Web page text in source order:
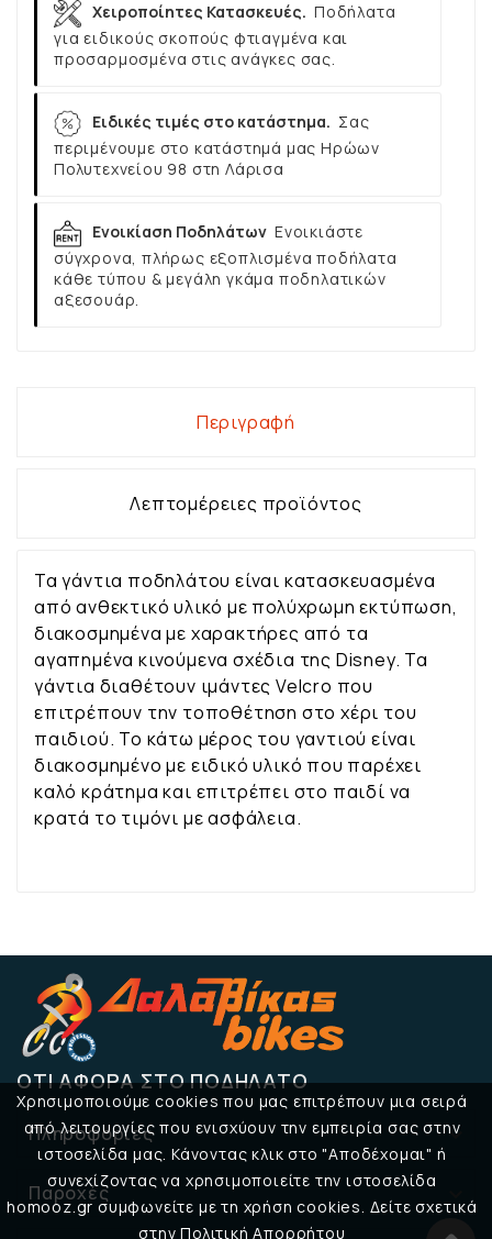
Χρησιμοποιούμε cookies που μας επιτρέπουν μια σειρά
από λειτουργίες που ενισχύουν την εμπειρία σας στην
ιστοσελίδα μας. Κάνοντας κλικ στο "Αποδέχομαι" ή
συνεχίζοντας να χρησιμοποιείτε την ιστοσελίδα
homooz.gr συμφωνείτε με τη χρήση cookies. Δείτε σχετικά
στην Πολιτική Απορρήτου
Χειροποίητες Κατασκευές. Ποδήλατα
για ειδικούς σκοπούς φτιαγμένα και
προσαρμοσμένα στις ανάγκες σας.
Ειδικές τιμές στο κατάστημα. Σας
περιμένουμε στο κατάστημά μας Ηρώων
Πολυτεχνείου 98 στη Λάρισα
Ενοικίαση Ποδηλάτων Ενοικιάστε
σύγχρονα, πλήρως εξοπλισμένα ποδήλατα
κάθε τύπου & μεγάλη γκάμα ποδηλατικών
αξεσουάρ.
Περιγραφή
Λεπτομέρειες προϊόντος
Τα γάντια ποδηλάτου είναι κατασκευασμένα
από ανθεκτικό υλικό με πολύχρωμη εκτύπωση,
διακοσμημένα με χαρακτήρες από τα
αγαπημένα κινούμενα σχέδια της Disney. Τα
γάντια διαθέτουν ιμάντες Velcro που
επιτρέπουν την τοποθέτηση στο χέρι του
παιδιού. Το κάτω μέρος του γαντιού είναι
διακοσμημένο με ειδικό υλικό που παρέχει
καλό κράτημα και επιτρέπει στο παιδί να
κρατά το τιμόνι με ασφάλεια.
ΌΤΙ ΑΦΟΡΆ ΣΤΟ ΠΟΔΉΛΑΤΟ
Πληροφορίες 
Παροχές